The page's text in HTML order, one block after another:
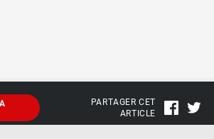
PARTAGER CET
ARTICLE